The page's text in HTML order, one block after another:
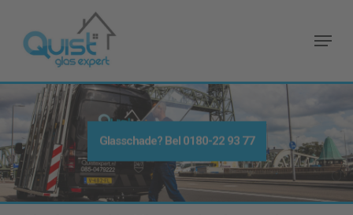
main
Menu
Glasschade? Bel 0180-22 93 77